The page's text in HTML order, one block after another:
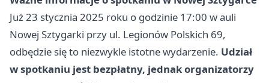
Już 23 stycznia 2025 roku o godzinie 17:00 w auli
Nowej Sztygarki przy ul. Legionów Polskich 69,
odbędzie się to niezwykle istotne wydarzenie. Udział
w spotkaniu jest bezpłatny, jednak organizatorzy